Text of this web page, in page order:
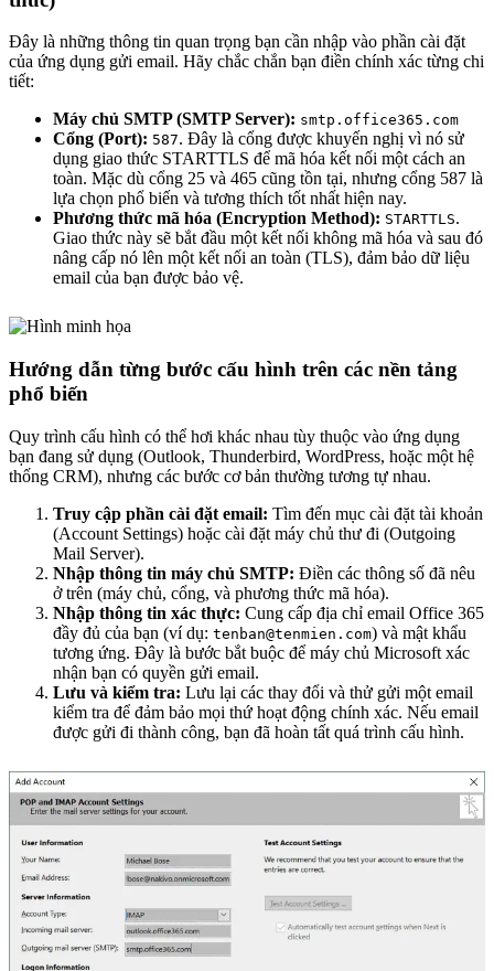
Đây là những thông tin quan trọng bạn cần nhập vào phần cài đặt
của ứng dụng gửi email. Hãy chắc chắn bạn điền chính xác từng chi
tiết:
Máy chủ SMTP (SMTP Server): smtp.office365.com
Cổng (Port): 587. Đây là cổng được khuyến nghị vì nó sử
dụng giao thức STARTTLS để mã hóa kết nối một cách an
toàn. Mặc dù cổng 25 và 465 cũng tồn tại, nhưng cổng 587 là
lựa chọn phổ biến và tương thích tốt nhất hiện nay.
Phương thức mã hóa (Encryption Method): STARTTLS.
Giao thức này sẽ bắt đầu một kết nối không mã hóa và sau đó
nâng cấp nó lên một kết nối an toàn (TLS), đảm bảo dữ liệu
email của bạn được bảo vệ.
Hướng dẫn từng bước cấu hình trên các nền tảng
phổ biến
Quy trình cấu hình có thể hơi khác nhau tùy thuộc vào ứng dụng
bạn đang sử dụng (Outlook, Thunderbird, WordPress, hoặc một hệ
thống CRM), nhưng các bước cơ bản thường tương tự nhau.
Truy cập phần cài đặt email: Tìm đến mục cài đặt tài khoản
(Account Settings) hoặc cài đặt máy chủ thư đi (Outgoing
Mail Server).
Nhập thông tin máy chủ SMTP: Điền các thông số đã nêu
ở trên (máy chủ, cổng, và phương thức mã hóa).
Nhập thông tin xác thực: Cung cấp địa chỉ email Office 365
đầy đủ của bạn (ví dụ: tenban@tenmien.com) và mật khẩu
tương ứng. Đây là bước bắt buộc để máy chủ Microsoft xác
nhận bạn có quyền gửi email.
Lưu và kiểm tra: Lưu lại các thay đổi và thử gửi một email
kiểm tra để đảm bảo mọi thứ hoạt động chính xác. Nếu email
được gửi đi thành công, bạn đã hoàn tất quá trình cấu hình.